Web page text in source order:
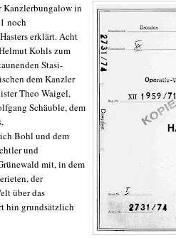
Kanzlerbungalow in
noch
erklärt. Acht
Kohls zum
Stasi-
dem Kanzler
Theo Waigel,
Schäuble, dem
Bohl und dem
und
mit, in dem
der
über das
hin grundsätzlich